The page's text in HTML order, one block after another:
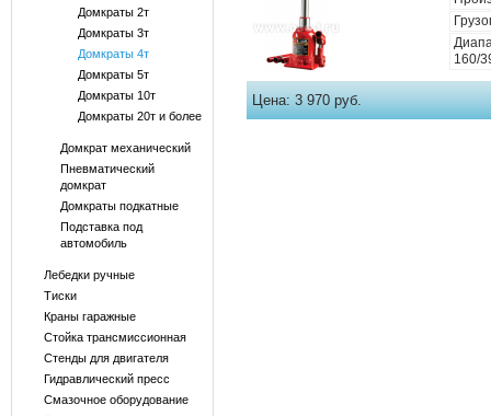
Домкраты 2т
Домкраты 3т
Домкраты 4т
Домкраты 5т
Домкраты 10т
Домкраты 20т и более
Домкрат механический
Пневматический
домкрат
Домкраты подкатные
Подставка под
автомобиль
Лебедки ручные
Тиски
Краны гаражные
Стойка трансмиссионная
Стенды для двигателя
Гидравлический пресс
Смазочное оборудование
160/
Цена:3 970 руб.